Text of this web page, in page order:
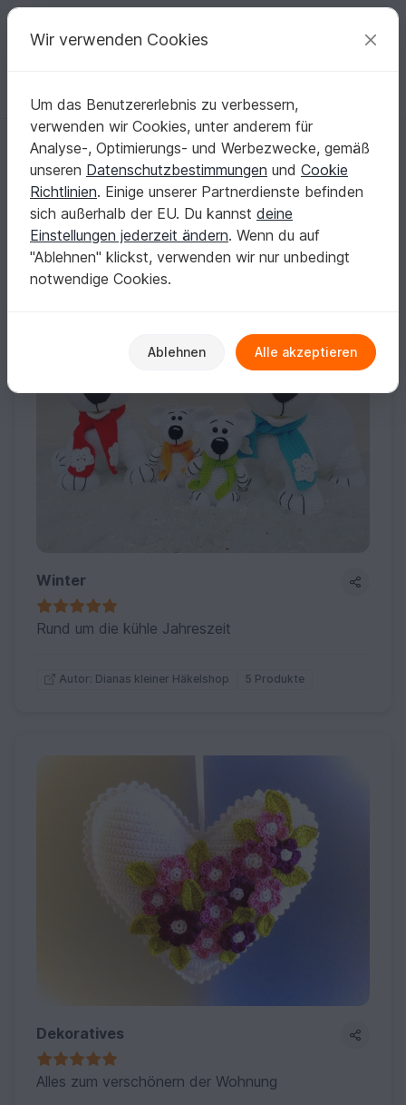
Deine kreativen Ideen
Deutsch | € (EUR) einloggen Kostenlos registrieren
Dianas kleiner Häkelshop
Verifiziert Elite Autor 52k
3311 Bewertungen
Kontakt | Folgen | Zum Store |
Winter
Rund um die kühle Jahreszeit
Autor: Dianas kleiner Häkelshop 5 Produkte
Dekoratives
Alles zum verschönern der Wohnung
Wir verwenden Cookies
Um das Benutzererlebnis zu verbessern,
verwenden wir Cookies, unter anderem für
Analyse-, Optimierungs- und Werbezwecke, gemäß
unseren Datenschutzbestimmungen und Cookie
Richtlinien. Einige unserer Partnerdienste befinden
sich außerhalb der EU. Du kannst deine
Einstellungen jederzeit ändern. Wenn du auf
"Ablehnen" klickst, verwenden wir nur unbedingt
notwendige Cookies.
Ablehnen Alle akzeptieren